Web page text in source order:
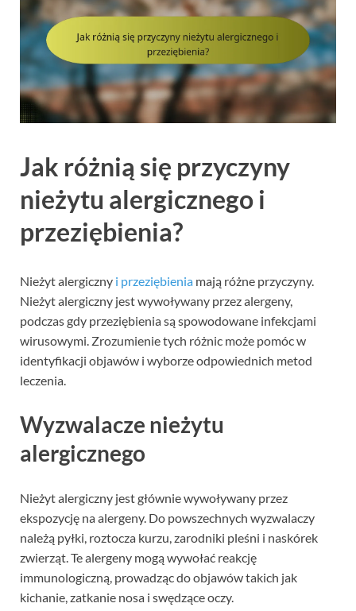
Jak różnią się przyczyny
nieżytu alergicznego i
przeziębienia?
Nieżyt alergiczny i przeziębienia mają różne przyczyny.
Nieżyt alergiczny jest wywoływany przez alergeny,
podczas gdy przeziębienia są spowodowane infekcjami
wirusowymi. Zrozumienie tych różnic może pomóc w
identyfikacji objawów i wyborze odpowiednich metod
leczenia.
Wyzwalacze nieżytu
alergicznego
Nieżyt alergiczny jest głównie wywoływany przez
ekspozycję na alergeny. Do powszechnych wyzwalaczy
należą pyłki, roztocza kurzu, zarodniki pleśni i naskórek
zwierząt. Te alergeny mogą wywołać reakcję
immunologiczną, prowadząc do objawów takich jak
kichanie, zatkanie nosa i swędzące oczy.